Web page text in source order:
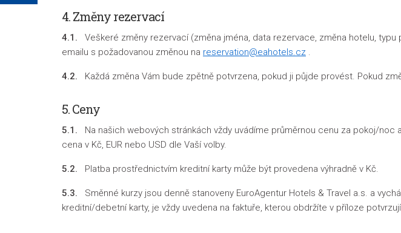
4.Změny rezervací
4.1.
Veškeré změny rezervací (změna jména, data rezervace, změna hotelu,
emailu s požadovanou změnou na reservation@eahotels.cz .
4.2. Každá změna Vám bude zpětně potvrzena, pokud ji půjde provést. Pokud
5. Ceny
5.1. Na našich webových stránkách vždy uvádíme průměrnou cenu za pokoj/
cena v Kč, EUR nebo USD dle Vaší volby.
5.2. Platba prostřednictvím kreditní karty může být provedena výhradně v Kč.
5.3.
Směnné kurzy jsou denně stanoveny EuroAgentur Hotels & Travel a.s. a
kreditní/debetní karty, je vždy uvedena na faktuře, kterou obdržíte v příloze